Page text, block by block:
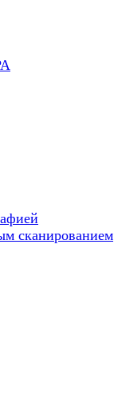
сканированием